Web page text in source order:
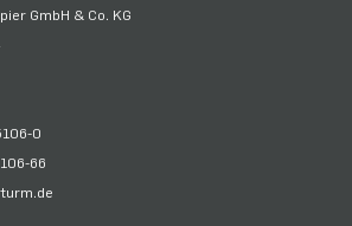
GmbH & Co. KG
0
66